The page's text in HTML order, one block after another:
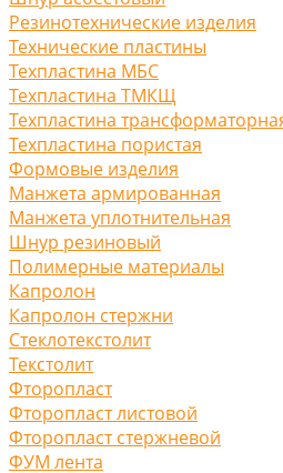
Резинотехнические изделия
Технические пластины
Техпластина МБС
Техпластина ТМКЩ
Техпластина
Техпластина пористая
Формовые изделия
Манжета армированная
Манжета уплотнительная
Шнур резиновый
Полимерные материалы
Капролон
Капролон стержни
Стеклотекстолит
Текстолит
Фторопласт
Фторопласт листовой
Фторопласт стержневой
ФУМ лента